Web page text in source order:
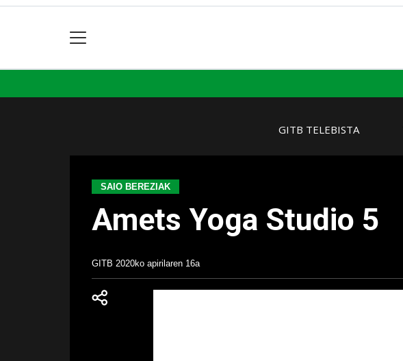
GITB TELEBISTA
SAIO BEREZIAK
Amets Yoga Studio 5
GITB 2020ko apirilaren 16a